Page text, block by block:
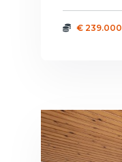
€ 239.000